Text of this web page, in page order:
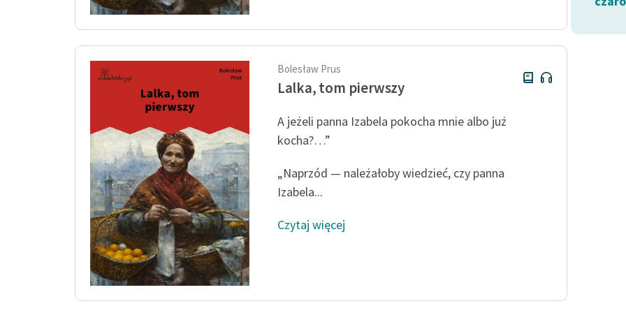
Bolesław Prus
Lalka, tom pierwszy
A jeżeli panna Izabela pokocha mnie albo już
kocha?…”
„Naprzód — należałoby wiedzieć, czy panna
Izabela...
Czytaj więcej